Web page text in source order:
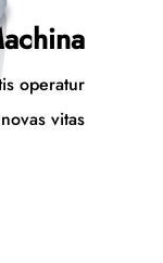
operatur
vitas